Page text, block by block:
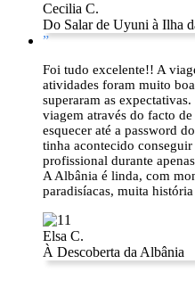
Cecilia C.
Do Salar de Uyuni à Ilha
”
Foi tudo excelente!! A
atividades foram muito
superaram as
viagem através do facto
esquecer até a password
tinha acontecido
profissional durante
A Albânia é linda, com
paradisíacas, muita
Elsa C.
À Descoberta da Albânia